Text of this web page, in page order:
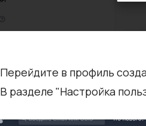
Перейдите в профиль
В разделе "Настройка